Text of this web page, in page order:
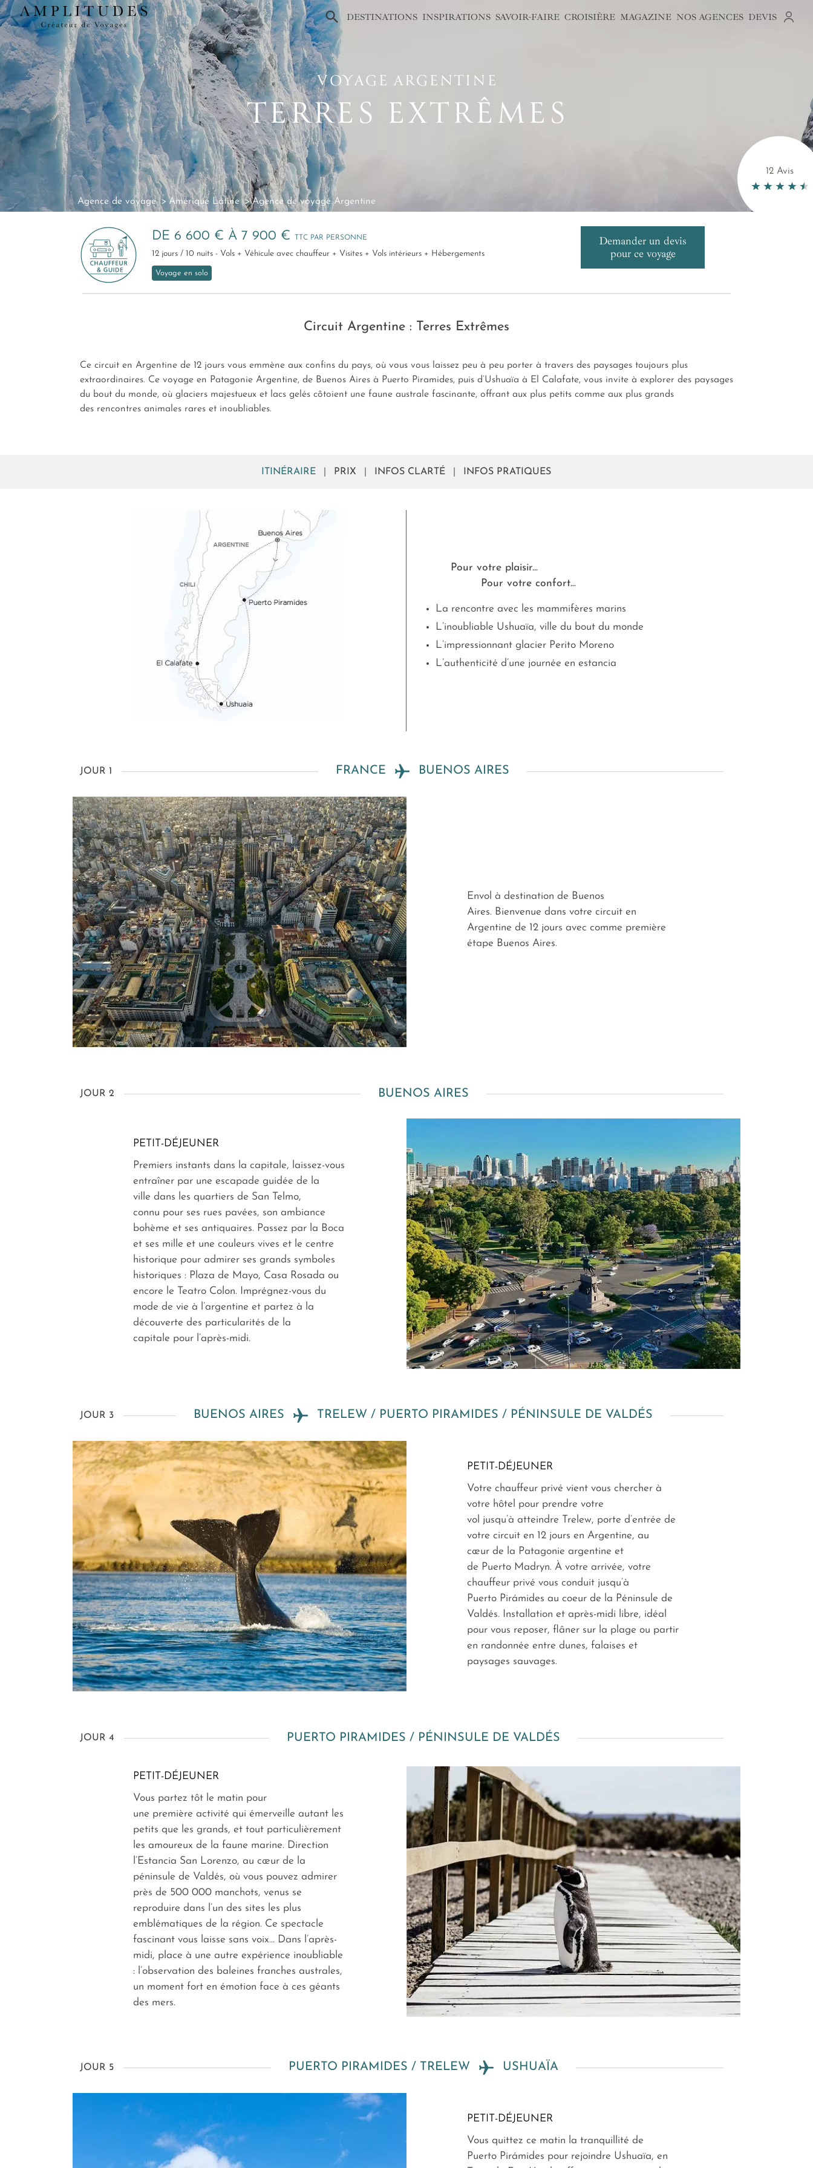
× DESTINATIONS INSPIRATIONS SAVOIR-FAIRE CROISIÈRE MAGAZINE NOS AGENCES DEVIS
VOYAGE ARGENTINE
TERRES EXTRÊMES
Agence de voyage Amérique Latine Agence de voyage Argentine
12 Avis
DE 6 600 € À 7 900 € TTC PAR PERSONNE
12 jours / 10 nuits - Vols + Véhicule avec chauffeur + Visites + Vols intérieurs + Hébergements
Voyage en solo
Demander un devis
pour ce voyage
Circuit Argentine : Terres Extrêmes
Ce circuit en Argentine de 12 jours vous emmène aux confins du pays, où vous vous laissez peu à peu porter à travers des paysages toujours plus
extraordinaires. Ce voyage en Patagonie Argentine, de Buenos Aires à Puerto Piramides, puis d’Ushuaïa à El Calafate, vous invite à explorer des paysages
du bout du monde, où glaciers majestueux et lacs gelés côtoient une faune australe fascinante, offrant aux plus petits comme aux plus grands
des rencontres animales rares et inoubliables.
ITINÉRAIRE PRIX INFOS CLARTÉ INFOS PRATIQUES
Pour votre plaisir...
Pour votre confort...
La rencontre avec les mammifères marins
L’inoubliable Ushuaïa, ville du bout du monde
L’impressionnant glacier Perito Moreno
L’authenticité d’une journée en estancia
JOUR 1 FRANCE BUENOS AIRES
Envol à destination de Buenos
Aires. Bienvenue dans votre circuit en
Argentine de 12 jours avec comme première
étape Buenos Aires.
JOUR 2 BUENOS AIRES
PETIT-DÉJEUNER
Premiers instants dans la capitale, laissez-vous
entraîner par une escapade guidée de la
ville dans les quartiers de San Telmo,
connu pour ses rues pavées, son ambiance
bohème et ses antiquaires. Passez par la Boca
et ses mille et une couleurs vives et le centre
historique pour admirer ses grands symboles
historiques : Plaza de Mayo, Casa Rosada ou
encore le Teatro Colon. Imprégnez-vous du
mode de vie à l’argentine et partez à la
découverte des particularités de la
capitale pour l’après-midi.
JOUR 3 BUENOS AIRES TRELEW / PUERTO PIRAMIDES / PÉNINSULE DE VALDÉS
PETIT-DÉJEUNER
Votre chauffeur privé vient vous chercher à
votre hôtel pour prendre votre
vol jusqu’à atteindre Trelew, porte d’entrée de
votre circuit en 12 jours en Argentine, au
cœur de la Patagonie argentine et
de Puerto Madryn. À votre arrivée, votre
chauffeur privé vous conduit jusqu’à
Puerto Pirámides au coeur de la Péninsule de
Valdés. Installation et après-midi libre, idéal
pour vous reposer, flâner sur la plage ou partir
en randonnée entre dunes, falaises et
paysages sauvages.
JOUR 4 PUERTO PIRAMIDES / PÉNINSULE DE VALDÉS
PETIT-DÉJEUNER
Vous partez tôt le matin pour
une première activité qui émerveille autant les
petits que les grands, et tout particulièrement
les amoureux de la faune marine. Direction
l’Estancia San Lorenzo, au cœur de la
péninsule de Valdés, où vous pouvez admirer
près de 500 000 manchots, venus se
reproduire dans l’un des sites les plus
emblématiques de la région. Ce spectacle
fascinant vous laisse sans voix... Dans l’après-
midi, place à une autre expérience inoubliable
: l’observation des baleines franches australes,
un moment fort en émotion face à ces géants
des mers.
JOUR 5 PUERTO PIRAMIDES / TRELEW USHUAÏA
PETIT-DÉJEUNER
Vous quittez ce matin la tranquillité de
Puerto Pirámides pour rejoindre Ushuaïa, en